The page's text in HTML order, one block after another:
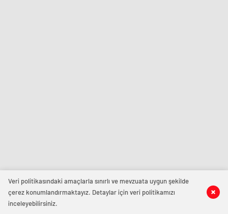
Veri politikasındaki amaçlarla sınırlı ve mevzuata uygun şekilde
çerez konumlandırmaktayız. Detaylar için veri politikamızı
inceleyebilirsiniz.